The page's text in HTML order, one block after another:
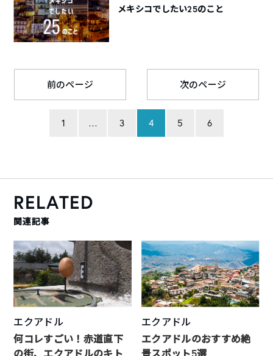
メキシコでしたい25のこと
前のページ
1 … 3 4 5 6
次のページ
RELATED
関連記事
エクアドル
何コレすごい！赤道直下
の街、エクアドルのキト
エクアドル
エクアドルのおすすめ絶
景スポット5選